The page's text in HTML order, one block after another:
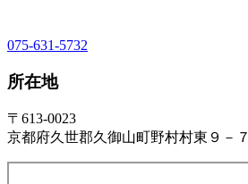
075-631-5732
所在地
〒613-0023
京都府久世郡久御山町野村村東９－７